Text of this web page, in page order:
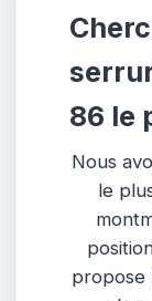
86 le
Nous
le
propose